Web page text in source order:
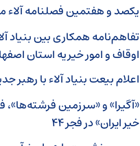
یکصد و هفتمین فصلنامه
تفاهم‌نامه همکاری بین بنیاد
اوقاف و امور خیریه استان
اعلام بیعت بنیاد آلاء با رهبر
«آگیرا» و «سرزمین فرشته‌ها»،
خیر ایران» در فجر ۴۴